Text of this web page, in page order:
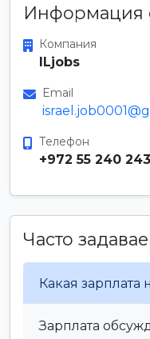
Информация
Компания
ILjobs
Email
Телефон
+972 55 240
Часто
Какая зарплата
Зарплата